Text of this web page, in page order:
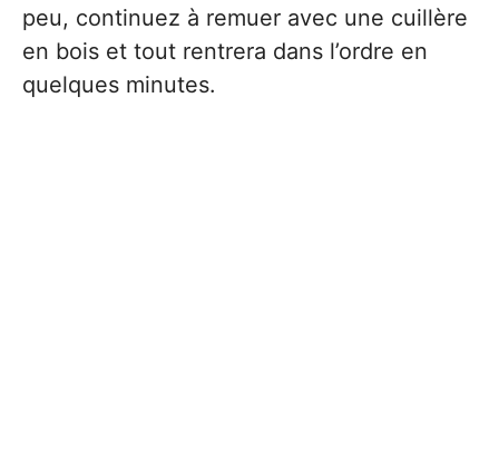
peu, continuez à remuer avec une cuillère
en bois et tout rentrera dans l’ordre en
quelques minutes.